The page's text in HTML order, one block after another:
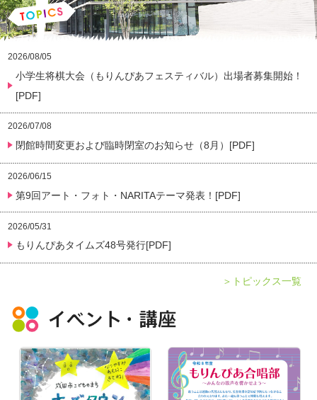
小学生将棋大会（もりんぴあフェスティバル）出場者募集開始！
[PDF]
2026/08/05
閉館時間変更および臨時閉室のお知らせ（8月）[PDF]
2026/07/08
第9回アート・フォト・NARITAテーマ発表！[PDF]
2026/06/15
もりんぴあタイムズ48号発行[PDF]
2026/05/31
＞トピックス一覧